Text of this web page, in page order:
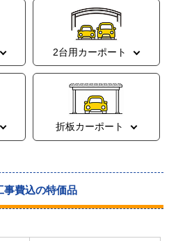
2台用カーポート
折板カーポート
事費込の特価品